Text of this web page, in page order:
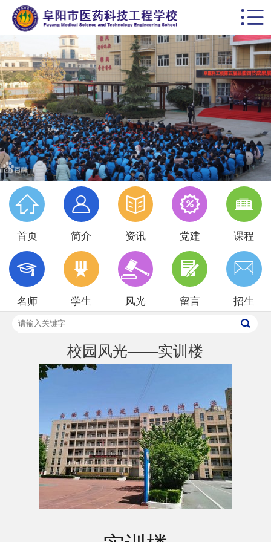
 首页
学校概括
校园动态
思政德育
教学科研
党建专栏
名师风采
学生天地
招生就业
校园风光


首页

简介

资讯

党建

课程

名师

学生

风光

留言

招生
校园风光——实训楼